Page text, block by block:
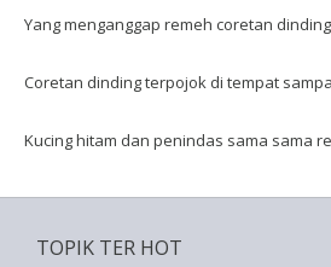
Yang menganggap remeh coretan
Coretan dinding terpojok di tempat
Kucing hitam dan penindas sama sama
TOPIK TER HOT